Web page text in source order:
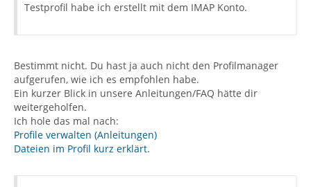
Testprofil habe ich erstellt mit dem IMAP Konto.
Bestimmt nicht. Du hast ja auch nicht den Profilmanager
aufgerufen, wie ich es empfohlen habe.
Ein kurzer Blick in unsere Anleitungen/FAQ hätte dir
weitergeholfen.
Ich hole das mal nach:
Profile verwalten (Anleitungen)
Dateien im Profil kurz erklärt.